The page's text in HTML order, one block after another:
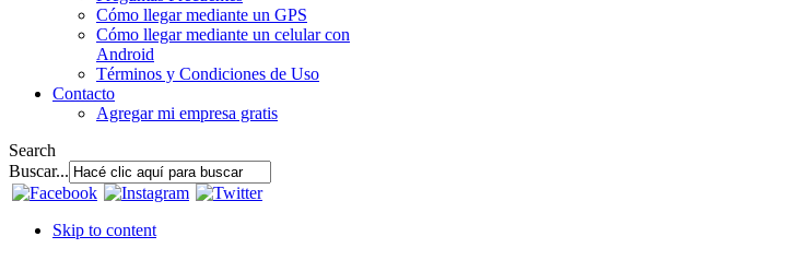
Cómo llegar mediante un GPS
Cómo llegar mediante un celular con
Android
Términos y Condiciones de Uso
Contacto
Agregar mi empresa gratis
Search
Buscar...
Skip to content